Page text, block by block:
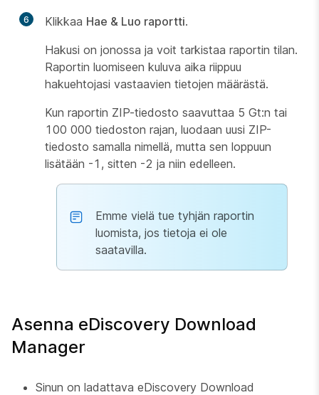
6 Klikkaa Hae & Luo raportti.
Hakusi on jonossa ja voit tarkistaa raportin tilan.
Raportin luomiseen kuluva aika riippuu
hakuehtojasi vastaavien tietojen määrästä.
Kun raportin ZIP-tiedosto saavuttaa 5 Gt:n tai
100 000 tiedoston rajan, luodaan uusi ZIP-
tiedosto samalla nimellä, mutta sen loppuun
lisätään -1 , sitten -2 ja niin edelleen.
Emme vielä tue tyhjän raportin
luomista, jos tietoja ei ole
saatavilla.
Asenna eDiscovery Download
Manager
Sinun on ladattava eDiscovery Download